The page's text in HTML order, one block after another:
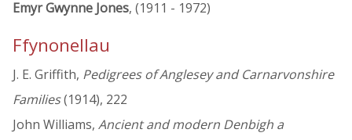
Emyr Gwynne Jones, (1911 - 1972)
Ffynonellau
J. E. Griffith, Pedigrees of Anglesey and Carnarvonshire
Families(1914), 222
John Williams, Ancient and modern Denbigh a